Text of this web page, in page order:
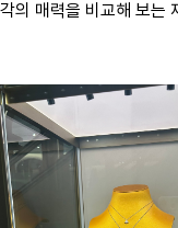
각의 매력을 비교해 보는